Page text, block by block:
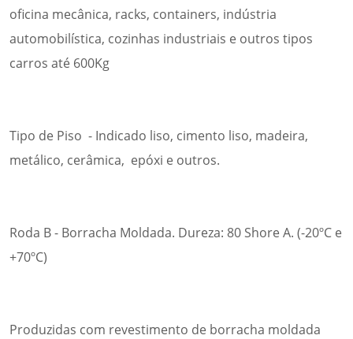
oficina mecânica, racks, containers, indústria
automobilística, cozinhas industriais e outros tipos
carros até 600Kg
Tipo de Piso - Indicado liso, cimento liso, madeira,
metálico, cerâmica, epóxi e outros.
Roda B - Borracha Moldada. Dureza: 80 Shore A. (-20ºC e
+70ºC)
Produzidas com revestimento de borracha moldada